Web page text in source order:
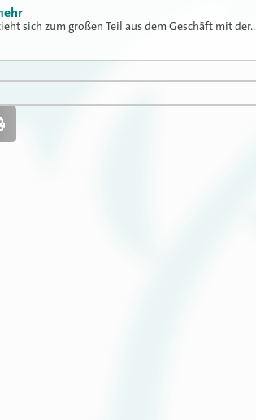
sich zum großen Teil aus dem Geschäft mit